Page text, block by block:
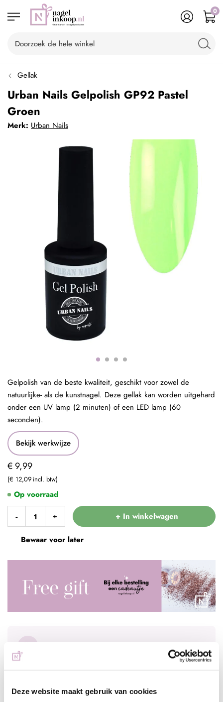
Deze website maakt gebruik van cookies
0
Gellak
Urban Nails Gelpolish GP92 Pastel
Groen
Merk: Urban Nails
Bekijk werkwijze
€ 9,99
€ 12,09
- + + In winkelwagen
Bewaar voor later
Advies nodig?WhatsApp met onze specialisten
Op voorraad
Gelpolish van de beste kwaliteit, geschikt voor zowel de
natuurlijke- als de kunstnagel. Deze gellak kan worden uitgehard
onder een UV lamp (2 minuten) of een LED lamp (60
seconden).